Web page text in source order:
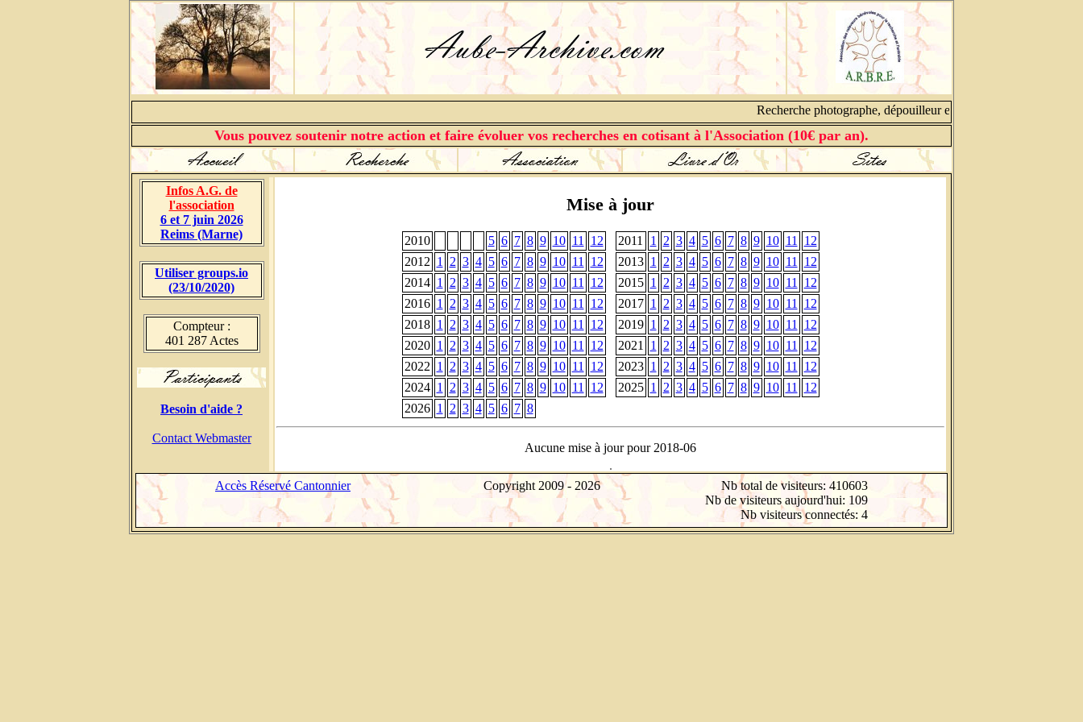
Recherche photographe, dépouilleur et cantonnier, contacter
Vous pouvez soutenir notre action et faire évoluer vos recherches en cotisant à l'Association (10€ par an).
Infos A.G. de
l'association
6 et 7 juin 2026
Reims (Marne)
Utiliser groups.io
(23/10/2020)
Compteur :
401 287 Actes
Besoin d'aide ?
Contact Webmaster
Mise à jour
2010 5 6 7 8 9 10 11 12 2011 1 2 3 4 5 6 7 8 9 10 11
12
2012 1 2 3 4 5 6 7 8 9 10 11 12 2013 1 2 3 4 5 6 7 8 9 10 11
12
2014 1 2 3 4 5 6 7 8 9 10 11 12 2015 1 2 3 4 5 6 7 8 9 10 11
12
2016 1 2 3 4 5 6 7 8 9 10 11 12 2017 1 2 3 4 5 6 7 8 9 10 11
12
2018 1 2 3 4 5 6 7 8 9 10 11 12 2019 1 2 3 4 5 6 7 8 9 10 11
12
2020 1 2 3 4 5 6 7 8 9 10 11 12 2021 1 2 3 4 5 6 7 8 9 10 11
12
2022 1 2 3 4 5 6 7 8 9 10 11 12 2023 1 2 3 4 5 6 7 8 9 10 11
12
2024 1 2 3 4 5 6 7 8 9 10 11 12 2025 1 2 3 4 5 6 7 8 9 10 11
12
2026 1 2 3 4 5 6 7 8
Aucune mise à jour pour 2018-06
Accès Réservé Cantonnier Copyright 2009 - 2026
Nb total de visiteurs: 410603
Nb de visiteurs aujourd'hui: 109
Nb visiteurs connectés: 4